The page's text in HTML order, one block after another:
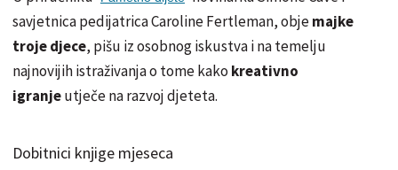
savjetnica pedijatrica Caroline Fertleman, objemajke
troje djece, pišu iz osobnog iskustva i na temelju
najnovijih istraživanja o tome kako kreativno
igranjeutječe na razvoj djeteta.
Dobitnici knjige mjeseca